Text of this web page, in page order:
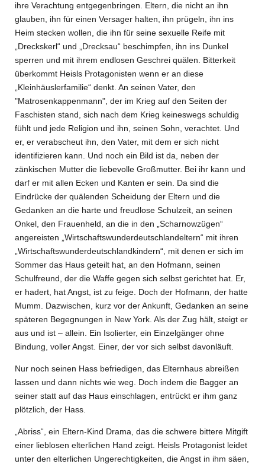
ihre Verachtung entgegenbringen. Eltern, die nicht an ihn
glauben, ihn für einen Versager halten, ihn prügeln, ihn ins
Heim stecken wollen, die ihn für seine sexuelle Reife mit
„Dreckskerl“ und „Drecksau“ beschimpfen, ihn ins Dunkel
sperren und mit ihrem endlosen Geschrei quälen. Bitterkeit
überkommt Heisls Protagonisten wenn er an diese
„Kleinhäuslerfamilie“ denkt. An seinen Vater, den
"Matrosenkappenmann", der im Krieg auf den Seiten der
Faschisten stand, sich nach dem Krieg keineswegs schuldig
fühlt und jede Religion und ihn, seinen Sohn, verachtet. Und
er, er verabscheut ihn, den Vater, mit dem er sich nicht
identifizieren kann. Und noch ein Bild ist da, neben der
zänkischen Mutter die liebevolle Großmutter. Bei ihr kann und
darf er mit allen Ecken und Kanten er sein. Da sind die
Eindrücke der quälenden Scheidung der Eltern und die
Gedanken an die harte und freudlose Schulzeit, an seinen
Onkel, den Frauenheld, an die in den „Scharnowzügen“
angereisten „Wirtschaftswunderdeutschlandeltern“ mit ihren
„Wirtschaftswunderdeutschlandkindern“, mit denen er sich im
Sommer das Haus geteilt hat, an den Hofmann, seinen
Schulfreund, der die Waffe gegen sich selbst gerichtet hat. Er,
er hadert, hat Angst, ist zu feige. Doch der Hofmann, der hatte
Mumm. Dazwischen, kurz vor der Ankunft, Gedanken an seine
späteren Begegnungen in New York. Als der Zug hält, steigt er
aus und ist – allein. Ein Isolierter, ein Einzelgänger ohne
Bindung, voller Angst. Einer, der vor sich selbst davonläuft.
Nur noch seinen Hass befriedigen, das Elternhaus abreißen
lassen und dann nichts wie weg. Doch indem die Bagger an
seiner statt auf das Haus einschlagen, entrückt er ihm ganz
plötzlich, der Hass.
„Abriss“, ein Eltern-Kind Drama, das die schwere bittere Mitgift
einer lieblosen elterlichen Hand zeigt. Heisls Protagonist leidet
unter den elterlichen Ungerechtigkeiten, die Angst in ihm säen,